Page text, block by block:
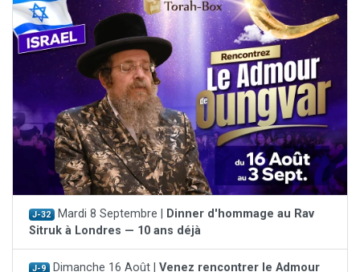
J-32 Mardi 8 Septembre |
Dinner d'hommage au Rav
Sitruk à Londres — 10 ans déjà
J-9 Dimanche 16 Août | Venez rencontrer le Admour